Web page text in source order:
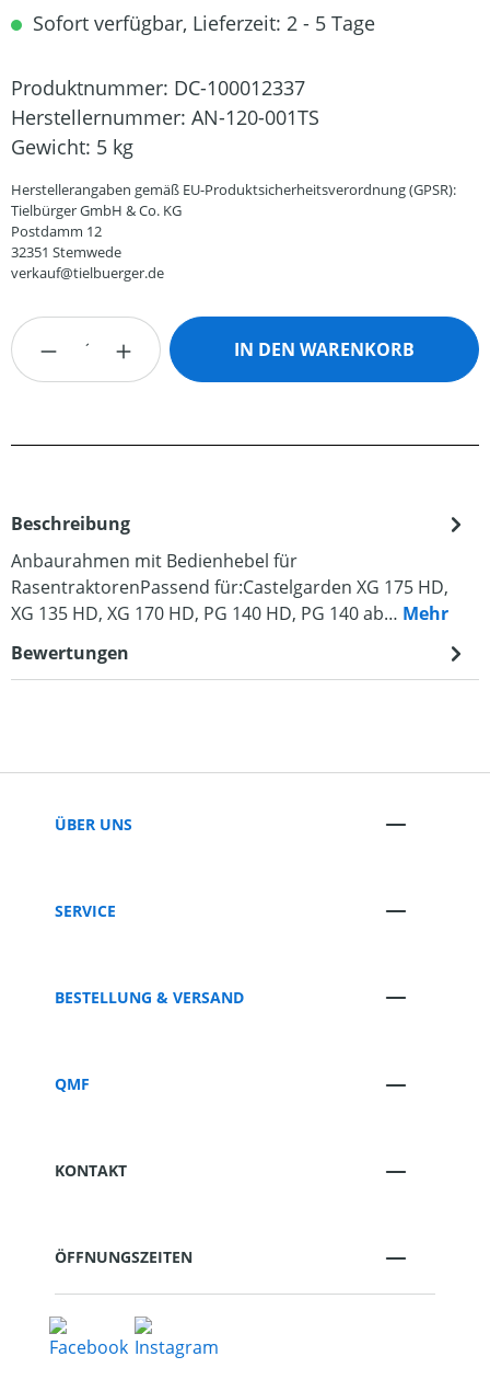
Sofort verfügbar, Lieferzeit: 2 - 5 Tage
Produktnummer: DC-100012337
Herstellernummer: AN-120-001TS
Gewicht: 5 kg
Herstellerangaben gemäß EU-Produktsicherheitsverordnung (GPSR):
Tielbürger GmbH & Co. KG
Postdamm 12
32351 Stemwede
verkauf@tielbuerger.de
Produkt Anzahl: Gib den gewünschten
IN DEN WARENKORB
Beschreibung
Anbaurahmen mit Bedienhebel für
RasentraktorenPassend für:Castelgarden XG 175 HD,
XG 135 HD, XG 170 HD, PG 140 HD, PG 140 ab… Mehr
Bewertungen
ÜBER UNS
SERVICE
BESTELLUNG & VERSAND
QMF
KONTAKT
ÖFFNUNGSZEITEN